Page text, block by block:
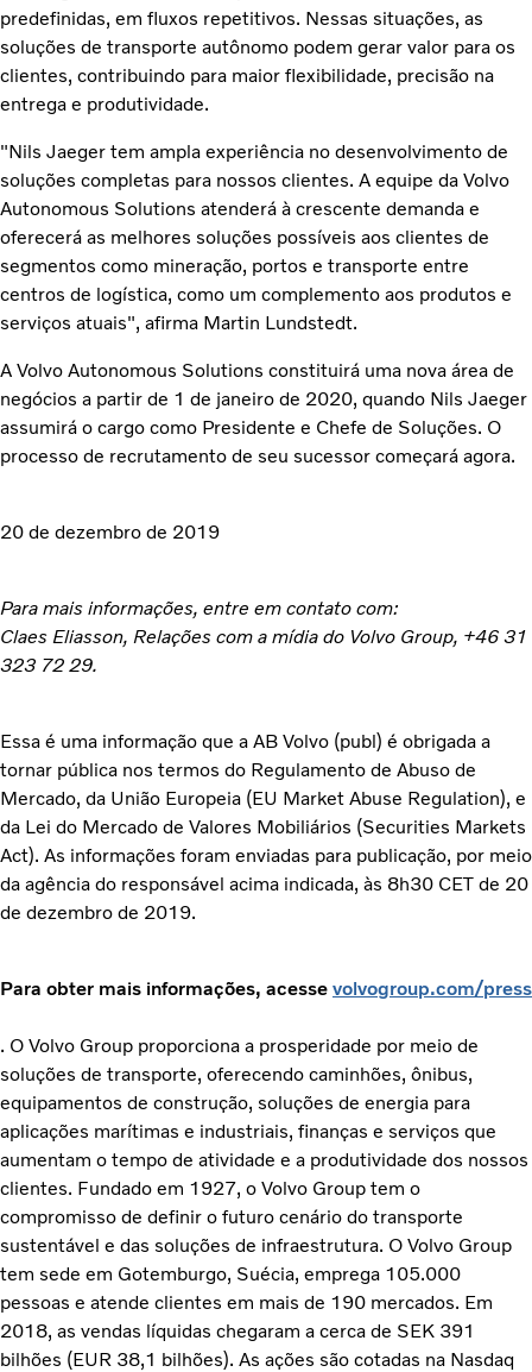
predefinidas, em fluxos repetitivos. Nessas situações, as
soluções de transporte autônomo podem gerar valor para os
clientes, contribuindo para maior flexibilidade, precisão na
entrega e produtividade.
"Nils Jaeger tem ampla experiência no desenvolvimento de
soluções completas para nossos clientes. A equipe da Volvo
Autonomous Solutions atenderá à crescente demanda e
oferecerá as melhores soluções possíveis aos clientes de
segmentos como mineração, portos e transporte entre
centros de logística, como um complemento aos produtos e
serviços atuais", afirma Martin Lundstedt.
A Volvo Autonomous Solutions constituirá uma nova área de
negócios a partir de 1 de janeiro de 2020, quando Nils Jaeger
assumirá o cargo como Presidente e Chefe de Soluções. O
processo de recrutamento de seu sucessor começará agora.
20 de dezembro de 2019
Para mais informações, entre em contato com:
Claes Eliasson, Relações com a mídia do Volvo Group, +46 31
323 72 29.
Essa é uma informação que a AB Volvo (publ) é obrigada a
tornar pública nos termos do Regulamento de Abuso de
Mercado, da União Europeia (EU Market Abuse Regulation), e
da Lei do Mercado de Valores Mobiliários (Securities Markets
Act). As informações foram enviadas para publicação, por meio
da agência do responsável acima indicada, às 8h30 CET de 20
de dezembro de 2019.
Para obter mais informações, acesse volvogroup.com/press
. O Volvo Group proporciona a prosperidade por meio de
soluções de transporte, oferecendo caminhões, ônibus,
equipamentos de construção, soluções de energia para
aplicações marítimas e industriais, finanças e serviços que
aumentam o tempo de atividade e a produtividade dos nossos
clientes. Fundado em 1927, o Volvo Group tem o
compromisso de definir o futuro cenário do transporte
sustentável e das soluções de infraestrutura. O Volvo Group
tem sede em Gotemburgo, Suécia, emprega 105.000
pessoas e atende clientes em mais de 190 mercados. Em
2018, as vendas líquidas chegaram a cerca de SEK 391
bilhões (EUR 38,1 bilhões). As ações são cotadas na Nasdaq